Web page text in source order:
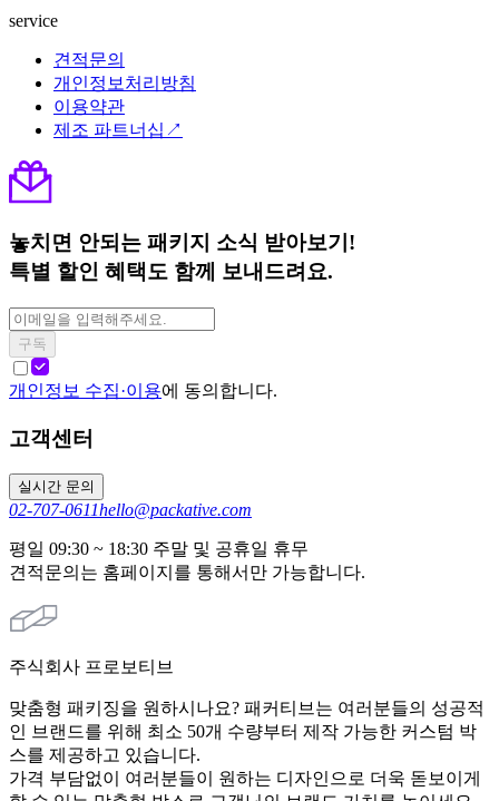
service
견적문의
개인정보처리방침
이용약관
제조 파트너십↗
놓치면 안되는 패키지 소식 받아보기!
특별 할인 혜택도 함께 보내드려요.
구독
개인정보 수집·이용에 동의합니다.
고객센터
실시간 문의
02-707-0611hello@packative.com
평일 09:30 ~ 18:30 주말 및 공휴일 휴무
견적문의는 홈페이지를 통해서만 가능합니다.
주식회사 프로보티브
맞춤형 패키징을 원하시나요? 패커티브는 여러분들의 성공적
인 브랜드를 위해 최소 50개 수량부터 제작 가능한 커스텀 박
스를 제공하고 있습니다.
가격 부담없이 여러분들이 원하는 디자인으로 더욱 돋보이게